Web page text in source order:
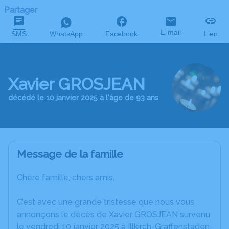
Partager
SMS WhatsApp Facebook E-mail Lien
Xavier GROSJEAN
décédé le 10 janvier 2025 à l'âge de 93 ans
Message de la famille
Chère famille, chers amis,
C’est avec une grande tristesse que nous vous
annonçons le décès de Xavier GROSJEAN survenu
le vendredi 10 janvier 2025 à Illkirch-Graffenstaden.